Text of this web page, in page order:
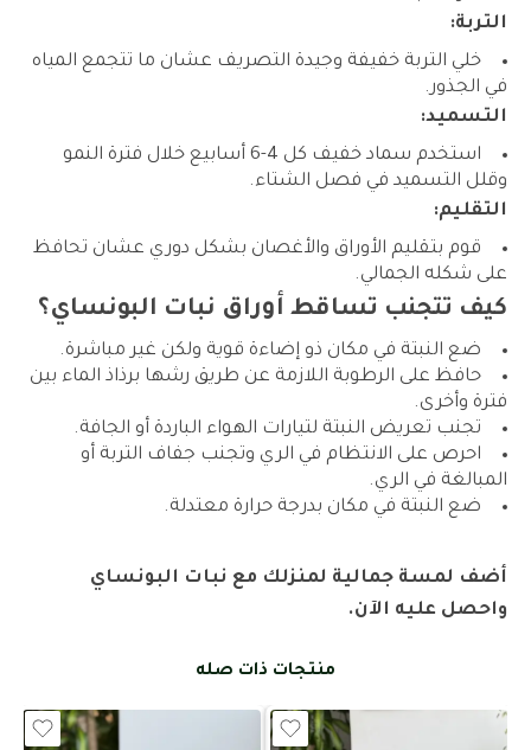
التربة:
خلي التربة خفيفة وجيدة التصريف عشان ما تتجمع المياه
في الجذور.
التسميد:
استخدم سماد خفيف كل 4-6 أسابيع خلال فترة النمو
وقلل التسميد في فصل الشتاء.
التقليم:
قوم بتقليم الأوراق والأغصان بشكل دوري عشان تحافظ
على شكله الجمالي.
كيف تتجنب تساقط أوراق نبات البونساي؟
ضع النبتة في مكان ذو إضاءة قوية ولكن غير مباشرة.
حافظ على الرطوبة اللازمة عن طريق رشها برذاذ الماء بين
فترة وأخرى.
تجنب تعريض النبتة لتيارات الهواء الباردة أو الجافة.
احرص على الانتظام في الري وتجنب جفاف التربة أو
المبالغة في الري.
ضع النبتة في مكان بدرجة حرارة معتدلة.
أضف لمسة جمالية لمنزلك مع نبات البونساي
واحصل عليه الآن.
منتجات ذات صله